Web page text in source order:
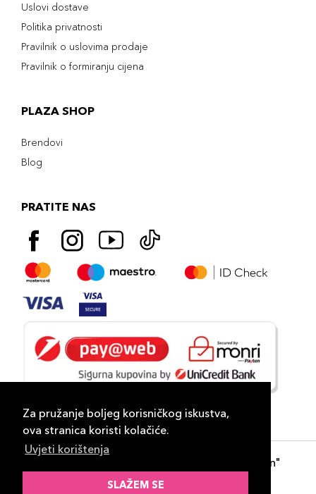
Za pružanje boljeg korisničkog iskustva,
ova stranica koristi kolačiće.
Uvjeti korištenja
SLAŽEM SE
Uslovi dostave
Politika privatnosti
Pravilnik o uslovima prodaje
Pravilnik o formiranju cijena
PLAZA SHOP
Brendovi
Blog
PRATITE NAS
- "DP Lux Distribution"
d.o.o. Banja Luka
ID-S Consulting d.o.o. Sarajevo